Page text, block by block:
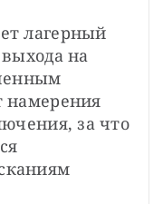
лагерный
на
намерения
за что